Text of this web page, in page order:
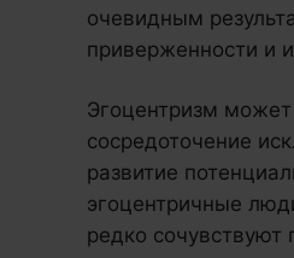
очевидным
приверженности и
Эгоцентризм
сосредоточение
развитие
эгоцентричные
редко